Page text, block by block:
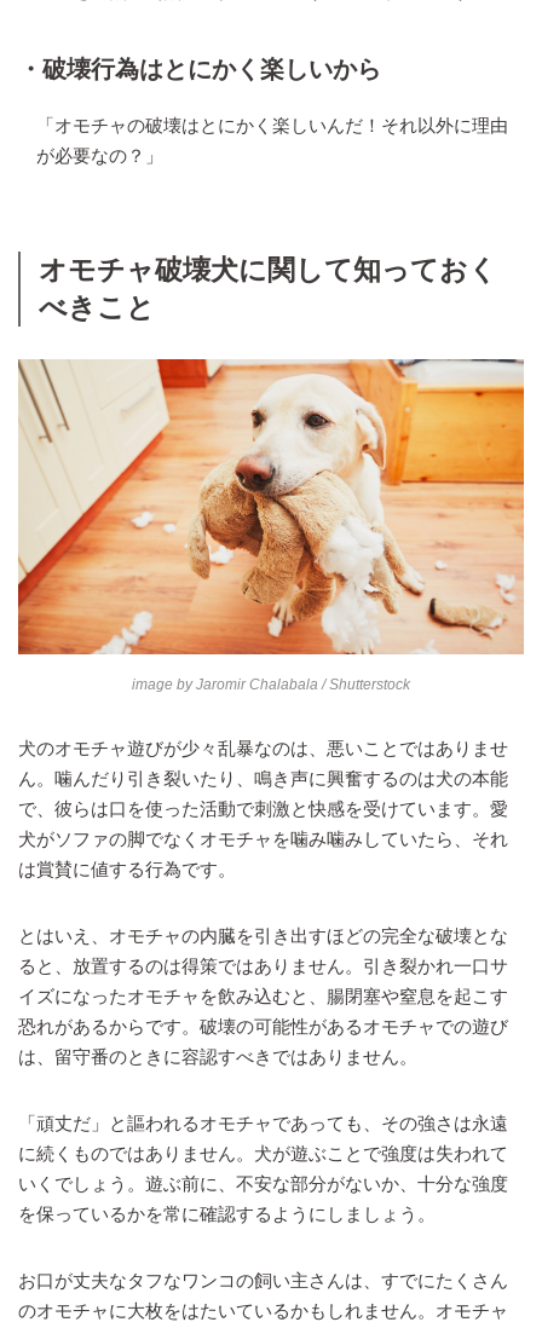
・破壊行為はとにかく楽しいから
「オモチャの破壊はとにかく楽しいんだ！それ以外に理由
が必要なの？」
オモチャ破壊犬に関して知っておく
べきこと
image byJaromir Chalabala / Shutterstock
犬のオモチャ遊びが少々乱暴なのは、悪いことではありませ
ん。噛んだり引き裂いたり、鳴き声に興奮するのは犬の本能
で、彼らは口を使った活動で刺激と快感を受けています。愛
犬がソファの脚でなくオモチャを噛み噛みしていたら、それ
は賞賛に値する行為です。
とはいえ、オモチャの内臓を引き出すほどの完全な破壊とな
ると、放置するのは得策ではありません。引き裂かれ一口サ
イズになったオモチャを飲み込むと、腸閉塞や窒息を起こす
恐れがあるからです。破壊の可能性があるオモチャでの遊び
は、留守番のときに容認すべきではありません。
「頑丈だ」と謳われるオモチャであっても、その強さは永遠
に続くものではありません。犬が遊ぶことで強度は失われて
いくでしょう。遊ぶ前に、不安な部分がないか、十分な強度
を保っているかを常に確認するようにしましょう。
お口が丈夫なタフなワンコの飼い主さんは、すでにたくさん
のオモチャに大枚をはたいているかもしれません。オモチャ